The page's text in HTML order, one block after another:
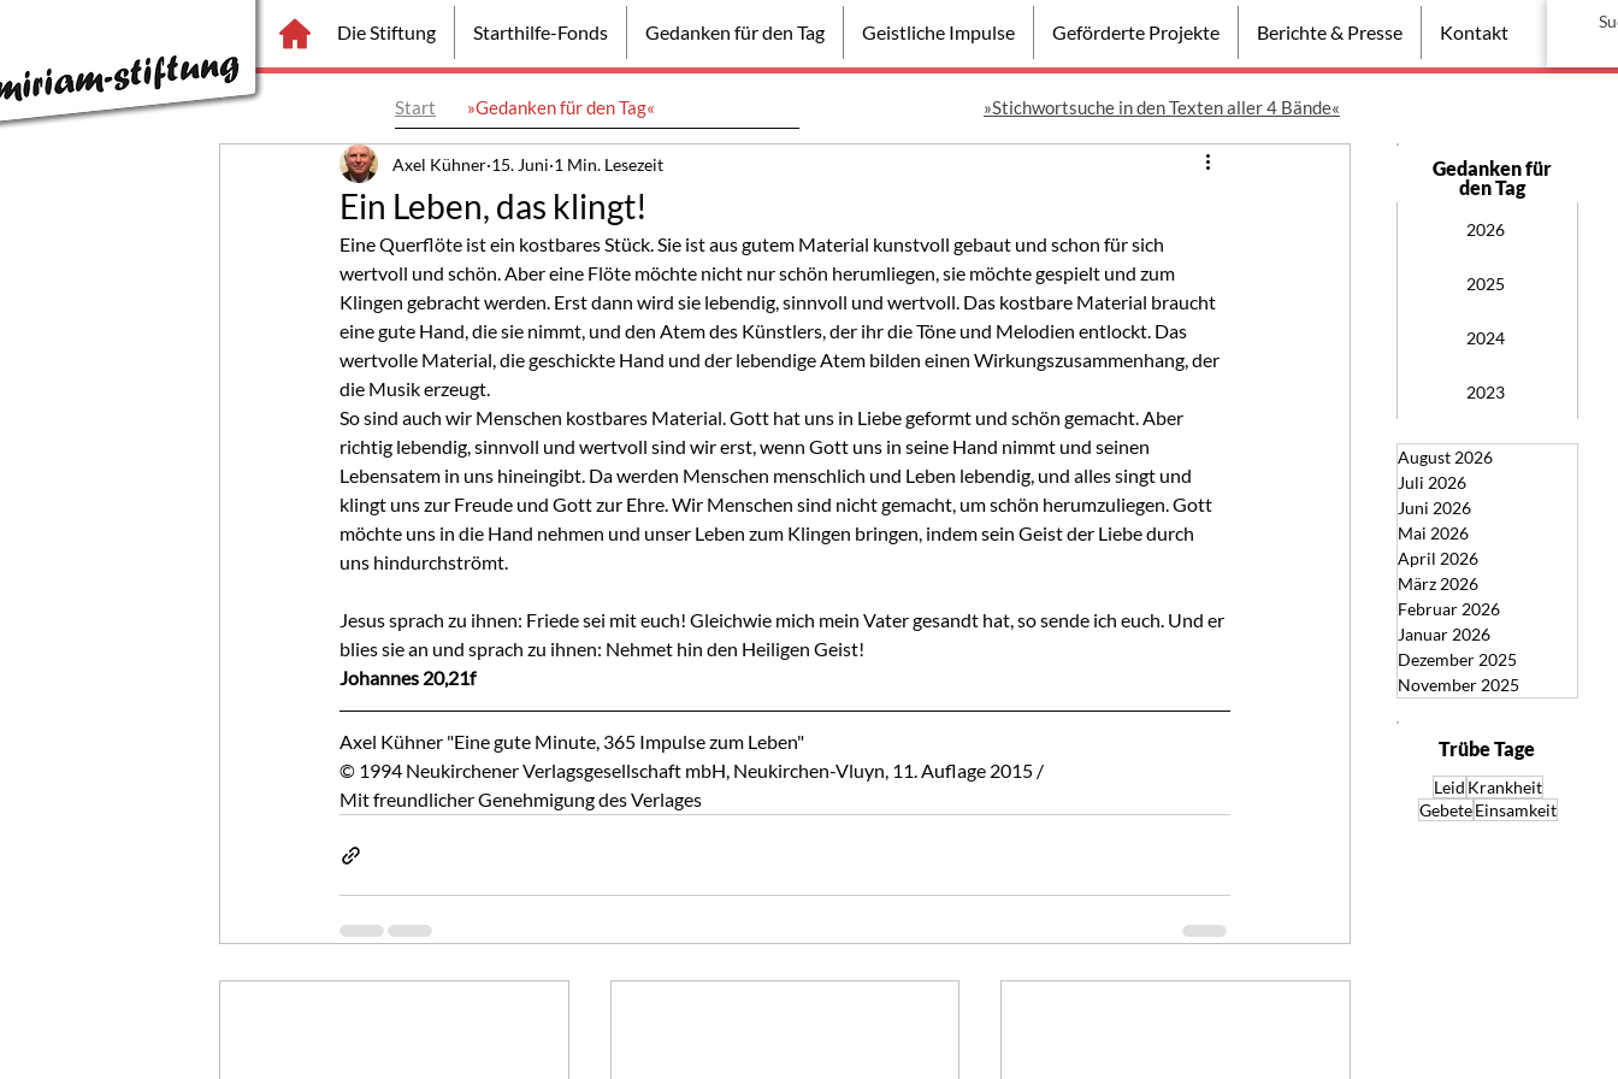
Die Stiftung Starthilfe-Fonds Gedanken für den Tag Geistliche Impulse Geförderte Projekte Berichte & Presse Kontakt
Start »Gedanken für den Tag«
Ein Leben, das klingt!
Axel Kühner 15. Juni 1 Min. Lesezeit
Eine Querflöte ist ein kostbares Stück. Sie ist aus gutem Material kunstvoll gebaut und schon für sich
wertvoll und schön. Aber eine Flöte möchte nicht nur schön herumliegen, sie möchte gespielt und zum
Klingen gebracht werden. Erst dann wird sie lebendig, sinnvoll und wertvoll. Das kostbare Material braucht
eine gute Hand, die sie nimmt, und den Atem des Künstlers, der ihr die Töne und Melodien entlockt. Das
wertvolle Material, die geschickte Hand und der lebendige Atem bilden einen Wirkungszusammenhang, der
die Musik erzeugt.
So sind auch wir Menschen kostbares Material. Gott hat uns in Liebe geformt und schön gemacht. Aber
richtig lebendig, sinnvoll und wertvoll sind wir erst, wenn Gott uns in seine Hand nimmt und seinen
Lebensatem in uns hineingibt. Da werden Menschen menschlich und Leben lebendig, und alles singt und
klingt uns zur Freude und Gott zur Ehre. Wir Menschen sind nicht gemacht, um schön herumzuliegen. Gott
möchte uns in die Hand nehmen und unser Leben zum Klingen bringen, indem sein Geist der Liebe durch
uns hindurchströmt.
Jesus sprach zu ihnen: Friede sei mit euch! Gleichwie mich mein Vater gesandt hat, so sende ich euch. Und er
blies sie an und sprach zu ihnen: Nehmet hin den Heiligen Geist!
Johannes 20,21f
Axel Kühner "Eine gute Minute, 365 Impulse zum Leben"
© 1994 Neukirchener Verlagsgesellschaft mbH, Neukirchen-Vluyn, 11. Auflage 2015 /
Mit freundlicher Genehmigung des Verlages
Gedanken für
den Tag
2026
2025
2024
2023
August 2026
Juli 2026
Juni 2026
Mai 2026
April 2026
März 2026
Februar 2026
Januar 2026
Dezember 2025
November 2025
»Stichwortsuche in den Texten aller 4 Bände«
Trübe Tage
Leid Krankheit
Gebete Einsamkeit